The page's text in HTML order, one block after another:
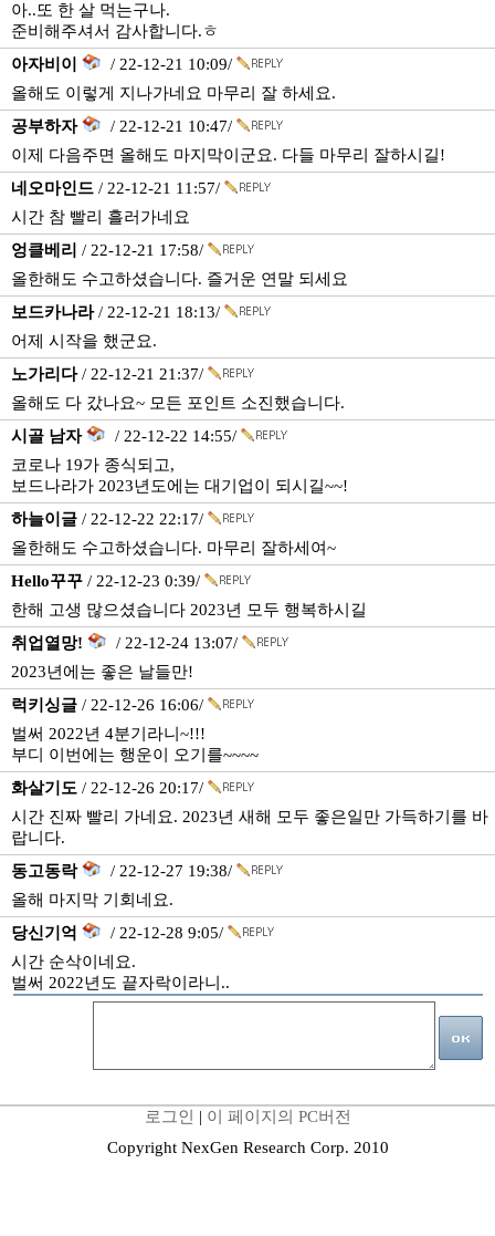
아..또 한 살 먹는구나.
준비해주셔서 감사합니다.ㅎ
아자비이
/ 22-12-21 10:09/
올해도 이렇게 지나가네요 마무리 잘 하세요.
공부하자
/ 22-12-21 10:47/
이제 다음주면 올해도 마지막이군요. 다들 마무리 잘하시길!
네오마인드 / 22-12-21 11:57/
시간 참 빨리 흘러가네요
엉클베리 / 22-12-21 17:58/
올한해도 수고하셨습니다. 즐거운 연말 되세요
보드카나라/ 22-12-21 18:13/
어제 시작을 했군요.
노가리다/ 22-12-21 21:37/
올해도 다 갔나요~ 모든 포인트 소진했습니다.
시골 남자
/ 22-12-22 14:55/
코로나 19가 종식되고,
보드나라가 2023년도에는 대기업이 되시길~~!
하늘이글 / 22-12-22 22:17/
올한해도 수고하셨습니다. 마무리 잘하세여~
Hello꾸꾸 / 22-12-23 0:39/
한해 고생 많으셨습니다 2023년 모두 행복하시길
취업열망!
/ 22-12-24 13:07/
2023년에는 좋은 날들만!
럭키싱글 / 22-12-26 16:06/
벌써 2022년 4분기라니~!!!
부디 이번에는 행운이 오기를~~~~
화살기도 / 22-12-26 20:17/
시간 진짜 빨리 가네요. 2023년 새해 모두 좋은일만 가득하기를 바
랍니다.
동고동락
/ 22-12-27 19:38/
올해 마지막 기회네요.
당신기억
/ 22-12-28 9:05/
시간 순삭이네요.
벌써 2022년도 끝자락이라니..
로그인 | 이 페이지의 PC버전
Copyright NexGen Research Corp. 2010